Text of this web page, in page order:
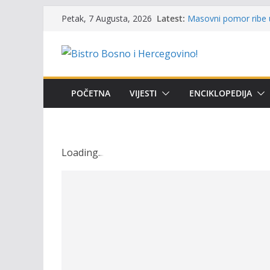
content
Petak, 7 Augusta, 2026 Latest: Masovni pomor ribe
Poziv za učešće u
Obavještenje
osobe sa invaliditetom
POČETNA VIJESTI ENCIKLOPEDIJA
Loading...